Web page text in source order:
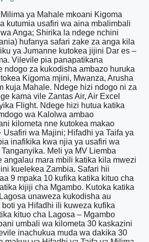
ya Mahale mkoani Kigoma
kutumia usafiri wa aina mbalimbali
Anga; Shirika la ndege nchini
hufanya safari zake za anga kila
ya Jumanne kutokea jijini Dar es –
Vilevile pia panapatikana
ndogo za kukodisha ambazo huruka
Kigoma mjini, Mwanza, Arusha
kuja Mahale. Ndege hizi ndogo ni za
kama vile Zantas Air, Air Excel
Flight. Ndege hizi hutua katika
wa Kalolwa ambao
kilometa nne kutokea makao
Usafiri wa Majini; Hifadhi ya Taifa ya
inafikika kwa njia ya usafiri wa
Meli ya MV Liemba
angalau mara mbili katika kila mwezi
kuelekea Zambia. Safari hii
9 mpaka 10 kufika katika kituo cha
kijiji cha Mgambo. Kutoka katika
unaweza kukodisha au
ya Hifadhi ili kuweza kufika
kituo cha Lagosa – Mgambo
umbali wa kilometa 30 kaskazini
inachukua muda wa dakika 30